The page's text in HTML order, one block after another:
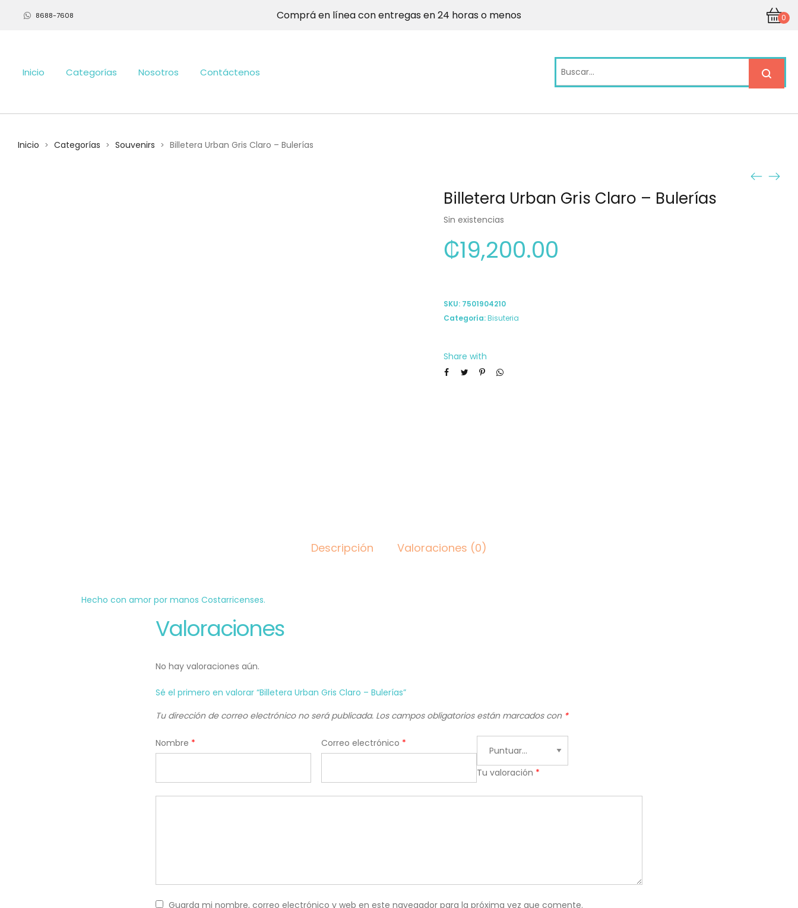
8688-7608 Comprá en línea con entregas en 24 horas o menos 0
Inicio Categorías Nosotros Contáctenos
Inicio > Categorías > Souvenirs > Billetera Urban Gris Claro – Bulerías
Billetera Urban Gris Claro – Bulerías
Sin existencias
₡19,200.00
SKU: 7501904210
Categoría:Bisuteria
Share with
Descripción Valoraciones (0)
Hecho con amor por manos Costarricenses.
Valoraciones
No hay valoraciones aún.
Sé el primero en valorar “Billetera Urban Gris Claro – Bulerías”
Tu dirección de correo electrónico no será publicada. Los campos obligatorios están marcados con *
Nombre * Correo electrónico *
Tu valoración *
Guarda mi nombre, correo electrónico y web en este navegador para la próxima vez que comente.